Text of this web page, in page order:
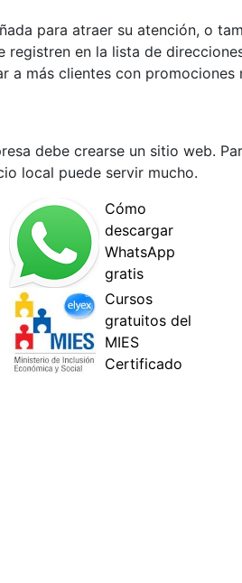
para atraer su atención, o
en la lista de
más clientes con promociones
debe crearse un sitio web.
local puede servir mucho.